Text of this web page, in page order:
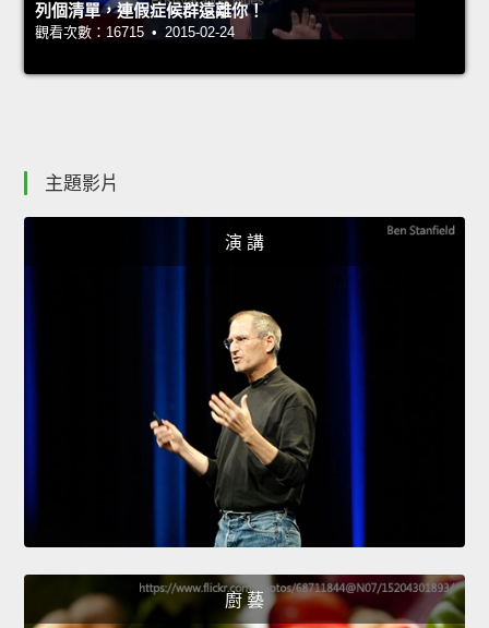
列個清單，連假症候群遠離你！
觀看次數：16715 • 2015-02-24
主題影片
演 講
廚 藝